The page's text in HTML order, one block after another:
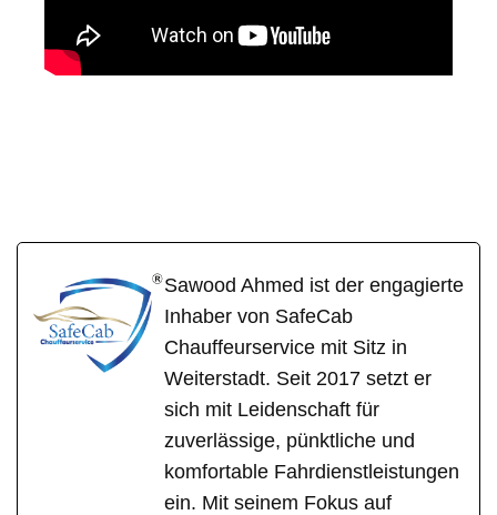
Sawood Ahmed ist der engagierte
Inhaber von SafeCab
Chauffeurservice mit Sitz in
Weiterstadt. Seit 2017 setzt er
sich mit Leidenschaft für
zuverlässige, pünktliche und
komfortable Fahrdienstleistungen
ein. Mit seinem Fokus auf